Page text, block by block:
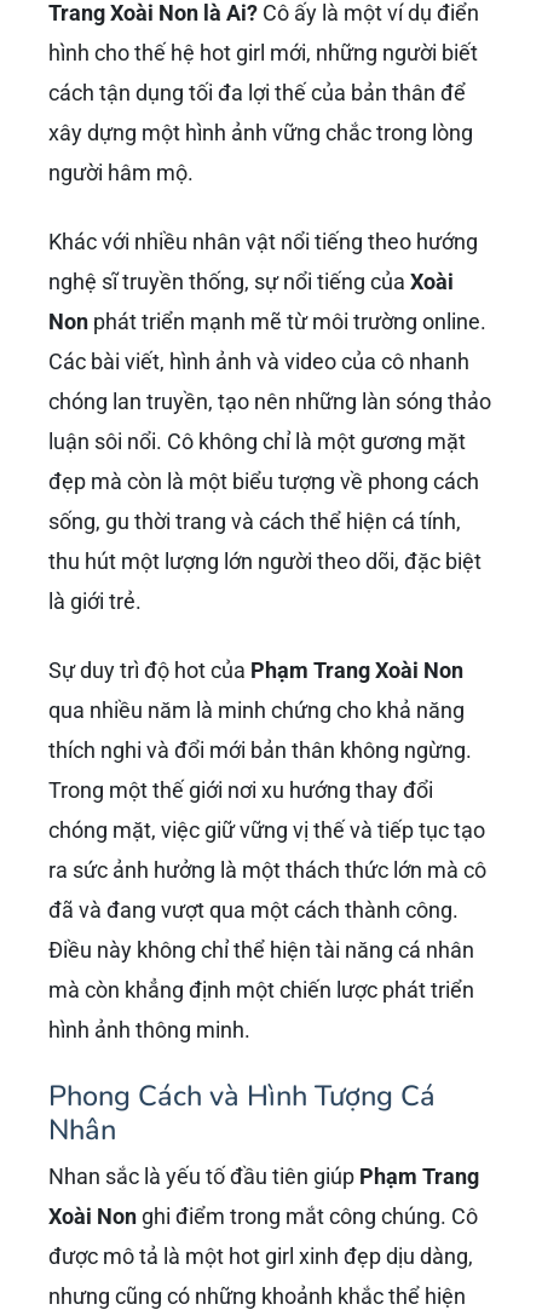
Trang Xoài Non là Ai? Cô ấy là một ví dụ điển
hình cho thế hệ hot girl mới, những người biết
cách tận dụng tối đa lợi thế của bản thân để
xây dựng một hình ảnh vững chắc trong lòng
người hâm mộ.
Khác với nhiều nhân vật nổi tiếng theo hướng
nghệ sĩ truyền thống, sự nổi tiếng của Xoài
Non phát triển mạnh mẽ từ môi trường online.
Các bài viết, hình ảnh và video của cô nhanh
chóng lan truyền, tạo nên những làn sóng thảo
luận sôi nổi. Cô không chỉ là một gương mặt
đẹp mà còn là một biểu tượng về phong cách
sống, gu thời trang và cách thể hiện cá tính,
thu hút một lượng lớn người theo dõi, đặc biệt
là giới trẻ.
Sự duy trì độ hot của Phạm Trang Xoài Non
qua nhiều năm là minh chứng cho khả năng
thích nghi và đổi mới bản thân không ngừng.
Trong một thế giới nơi xu hướng thay đổi
chóng mặt, việc giữ vững vị thế và tiếp tục tạo
ra sức ảnh hưởng là một thách thức lớn mà cô
đã và đang vượt qua một cách thành công.
Điều này không chỉ thể hiện tài năng cá nhân
mà còn khẳng định một chiến lược phát triển
hình ảnh thông minh.
Phong Cách và Hình Tượng Cá
Nhân
Nhan sắc là yếu tố đầu tiên giúp Phạm Trang
Xoài Non ghi điểm trong mắt công chúng. Cô
được mô tả là một hot girl xinh đẹp dịu dàng,
nhưng cũng có những khoảnh khắc thể hiện